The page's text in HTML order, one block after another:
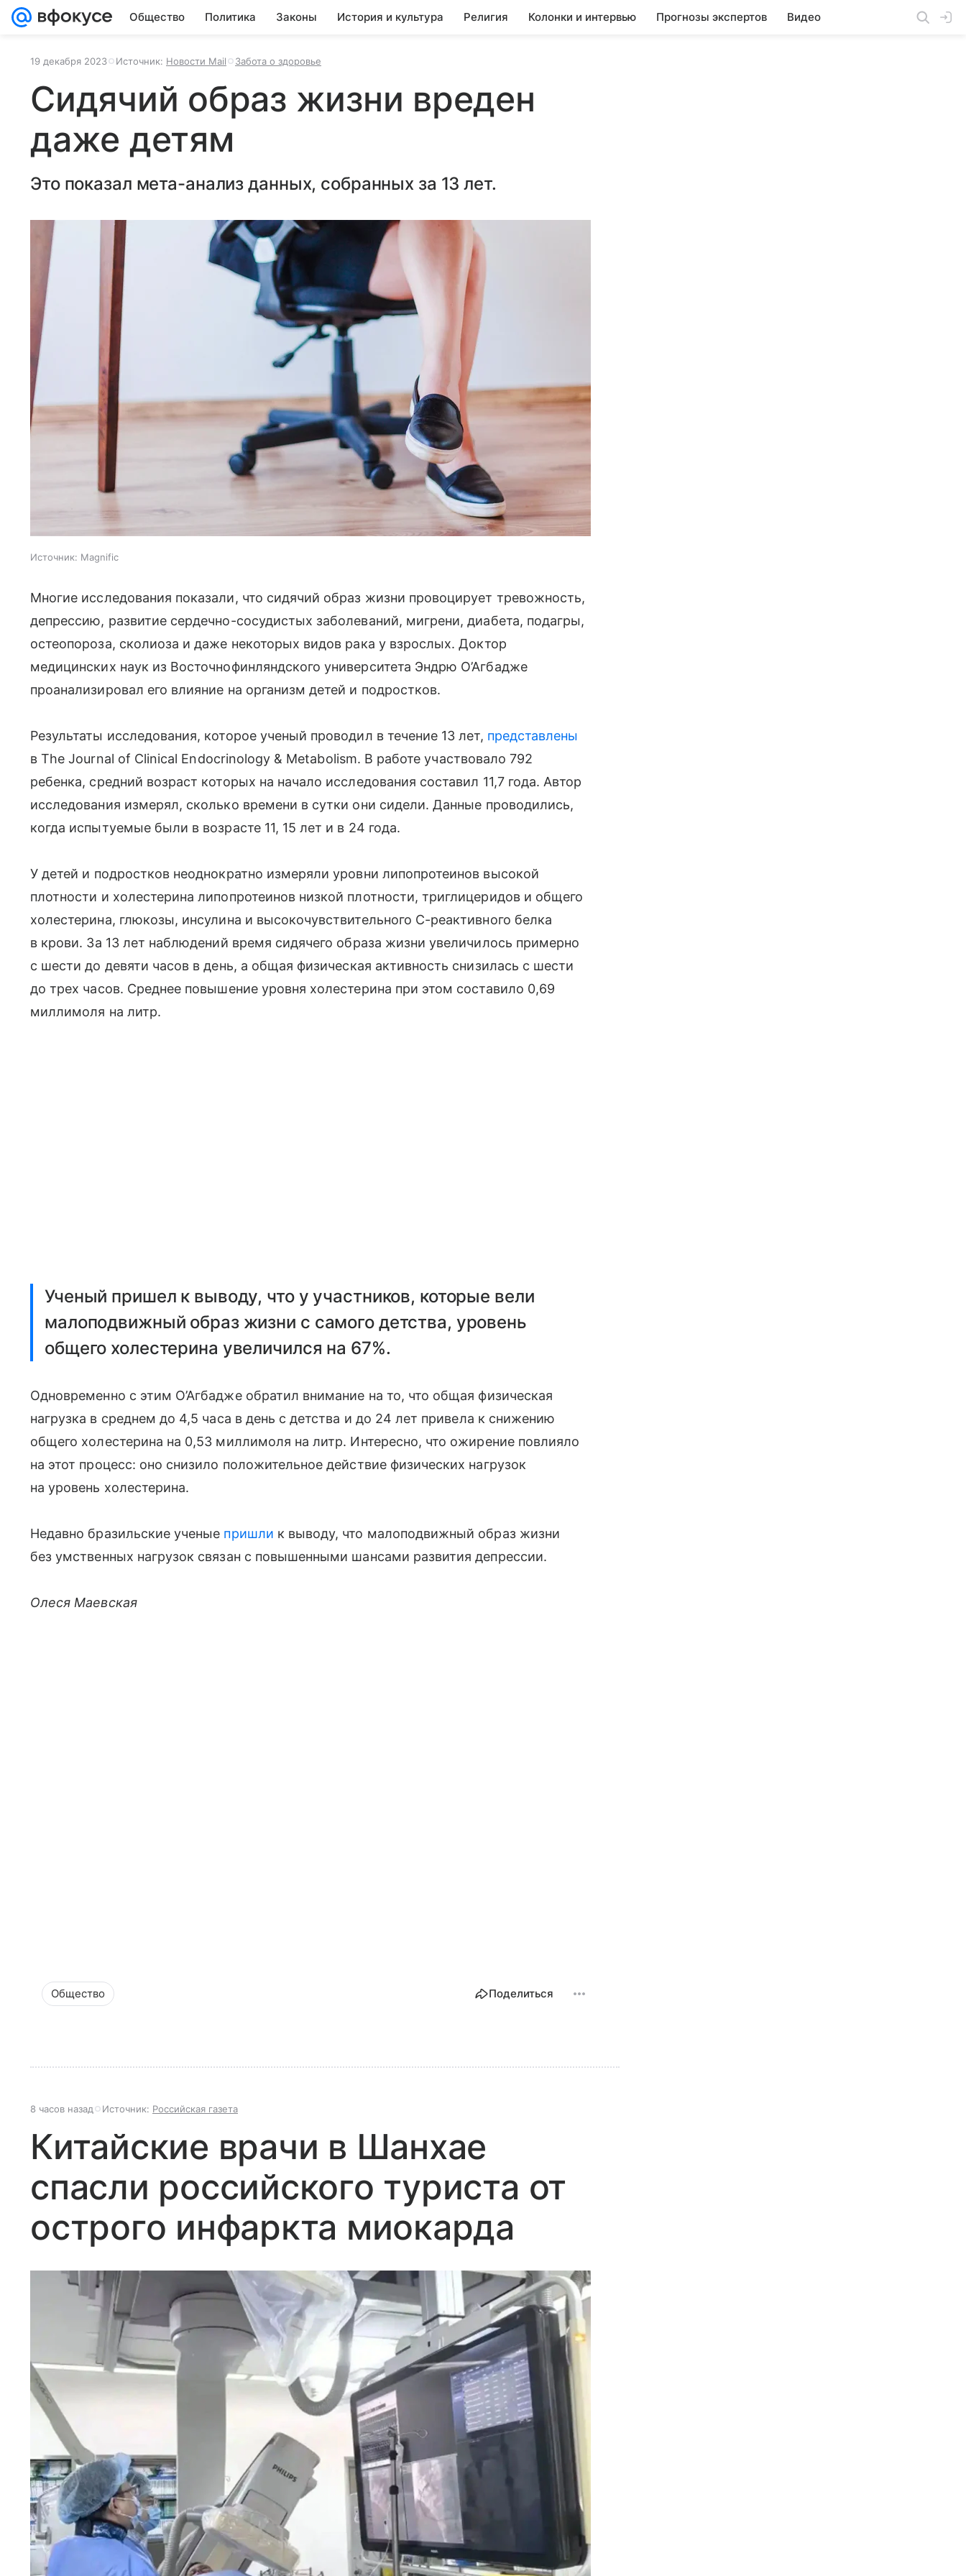
Общество Политика Законы История и культура Религия Колонки и интервью Прогнозы экспертов Видео
19 декабря 2023 Источник: Новости Mail Забота о здоровье
Сидячий образ жизни вреден
даже детям
Это показал мета-анализ данных, собранных за 13 лет.
Источник: Magnific
Многие исследования показали, что сидячий образ жизни провоцирует тревожность,
депрессию, развитие сердечно-сосудистых заболеваний, мигрени, диабета, подагры,
остеопороза, сколиоза и даже некоторых видов рака у взрослых. Доктор
медицинских наук из Восточнофинляндского университета Эндрю О’Агбадже
проанализировал его влияние на организм детей и подростков.
Результаты исследования, которое ученый проводил в течение 13 лет, представлены
в The Journal of Clinical Endocrinology & Metabolism. В работе участвовало 792
ребенка, средний возраст которых на начало исследования составил 11,7 года. Автор
исследования измерял, сколько времени в сутки они сидели. Данные проводились,
когда испытуемые были в возрасте 11, 15 лет и в 24 года.
У детей и подростков неоднократно измеряли уровни липопротеинов высокой
плотности и холестерина липопротеинов низкой плотности, триглицеридов и общего
холестерина, глюкозы, инсулина и высокочувствительного С-реактивного белка
в крови. За 13 лет наблюдений время сидячего образа жизни увеличилось примерно
с шести до девяти часов в день, а общая физическая активность снизилась с шести
до трех часов. Среднее повышение уровня холестерина при этом составило 0,69
миллимоля на литр.
Ученый пришел к выводу, что у участников, которые вели
малоподвижный образ жизни с самого детства, уровень
общего холестерина увеличился на 67%.
Одновременно с этим О’Агбадже обратил внимание на то, что общая физическая
нагрузка в среднем до 4,5 часа в день с детства и до 24 лет привела к снижению
общего холестерина на 0,53 миллимоля на литр. Интересно, что ожирение повлияло
на этот процесс: оно снизило положительное действие физических нагрузок
на уровень холестерина.
Недавно бразильские ученые пришли к выводу, что малоподвижный образ жизни
без умственных нагрузок связан с повышенными шансами развития депрессии.
Олеся Маевская
Общество Поделиться
8 часов назад Источник: Российская газета
Китайские врачи в Шанхае
спасли российского туриста от
острого инфаркта миокарда